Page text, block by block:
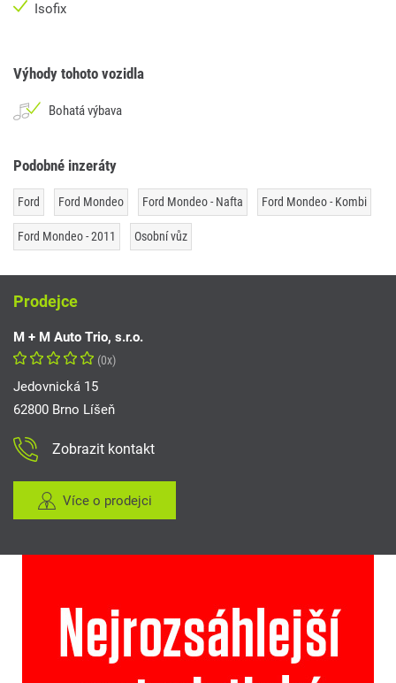
Isofix
Výhody tohoto vozidla
Bohatá výbava
Podobné inzeráty
Ford Ford Mondeo Ford Mondeo - Nafta Ford Mondeo - Kombi
Ford Mondeo - 2011 Osobní vůz
Prodejce
M + M Auto Trio, s.r.o.
(0x)
Jedovnická 15
62800 Brno Líšeň
Zobrazit kontakt
Více o prodejci